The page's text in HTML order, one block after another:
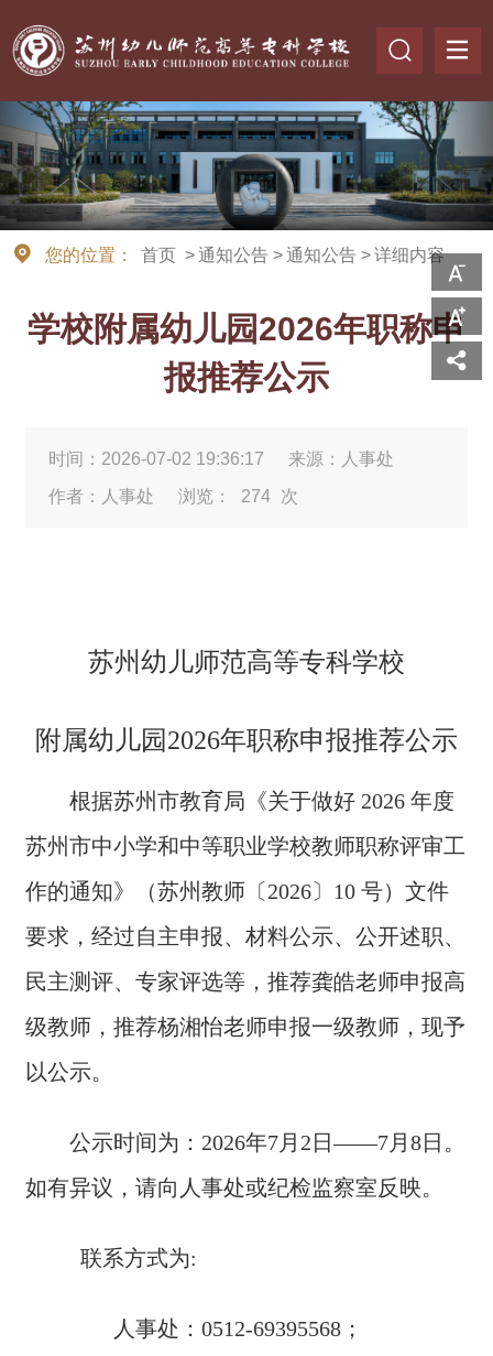
您的位置： 首页 >通知公告 >通知公告 >详细内容
学校附属幼儿园2026年职称申
报推荐公示
时间：2026-07-02 19:36:17
来源：人事处
作者：人事处
浏览： 274 次
苏州幼儿师范高等专科学校
附属幼儿园 2026年职称申报推荐公示
根据苏州市教育局 《关于做好 2026 年度
苏州市中小学和中等职业学校教师职称评审工
作的通知》 （苏州教师〔 2026〕10 号）文件
要求，经过自主申报、 材料公示、公开述职、
民主测评、 专家评选等，推荐龚皓老师申报高
级教师，推荐杨湘怡老师申报一级教师，现予
以公示。
公示时间为： 2026年7月 2 日——7月 8日。
如有异议，请向人事处或纪检监察室反映。
联系方式为:
人事处： 0512-69395568；